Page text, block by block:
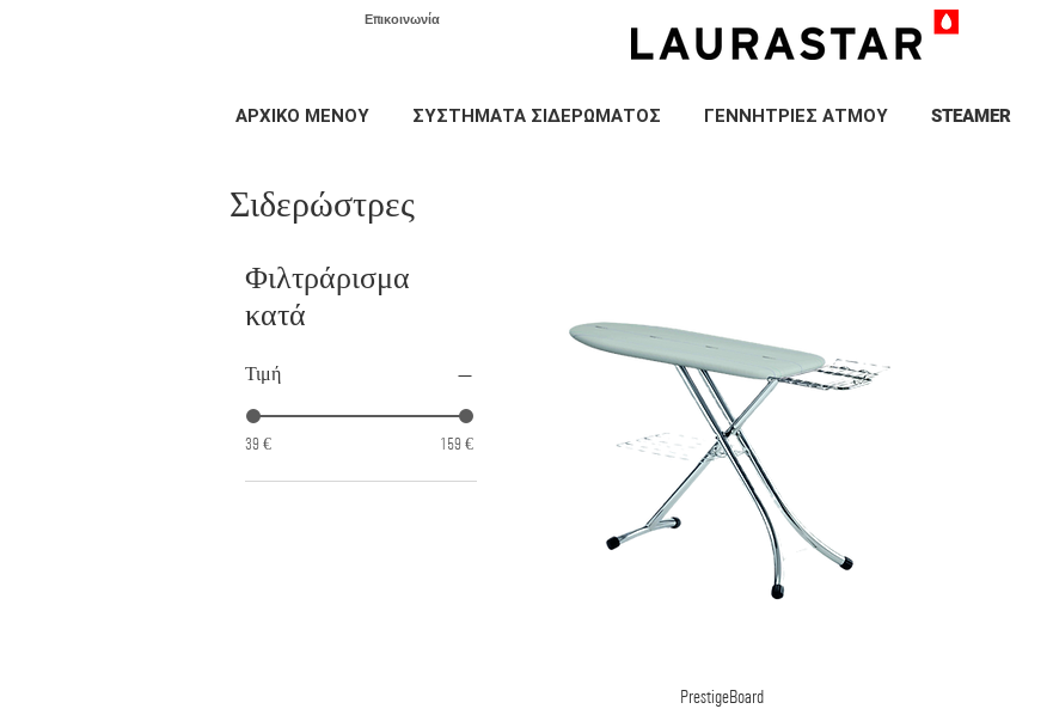
Επικοινωνία
ΑΡΧΙΚΟ ΜΕΝΟΥ ΣΥΣΤΗΜΑΤΑ ΣΙΔΕΡΩΜΑΤΟΣ ΓΕΝΝΗΤΡΙΕΣ ΑΤΜΟΥ STEAMER
Σιδερώστρες
Φιλτράρισμα
κατά
Τιμή
39 € 159 €
Γρήγορη προβολή
PrestigeBoard